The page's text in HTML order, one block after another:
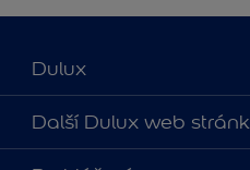
Dulux
O nás
Kontaktujte nás
Další Dulux web
duluxmalir.cz